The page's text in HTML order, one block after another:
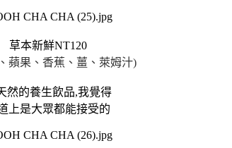
草本新鮮NT120
蘋果、香蕉、薑、萊姆汁)
然的養生飲品,我覺得
上是大眾都能接受的